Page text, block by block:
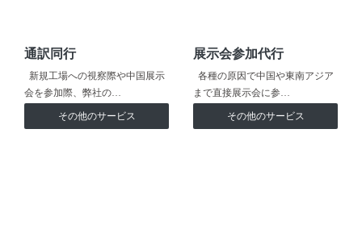
通訳同行
新規工場への視察際や中国展示
会を参加際、弊社の…
その他のサービス
展示会参加代行
各種の原因で中国や東南アジア
まで直接展示会に参…
その他のサービス